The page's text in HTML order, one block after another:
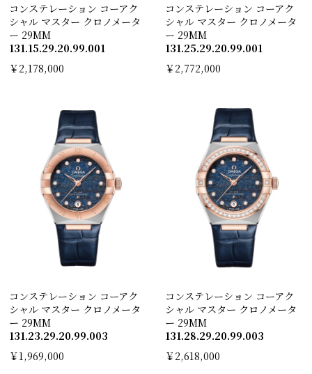
コンステレーション コーアク
シャル マスター クロノメータ
ー 29M M
131.15.29.20.99.001
￥2,178,000
コンステレーション コーアク
シャル マスター クロノメータ
ー 29M M
131.25.29.20.99.001
￥2,772,000
コンステレーション コーアク
シャル マスター クロノメータ
ー 29M M
131.23.29.20.99.003
￥1,969,000
コンステレーション コーアク
シャル マスター クロノメータ
ー 29M M
131.28.29.20.99.003
￥2,618,000